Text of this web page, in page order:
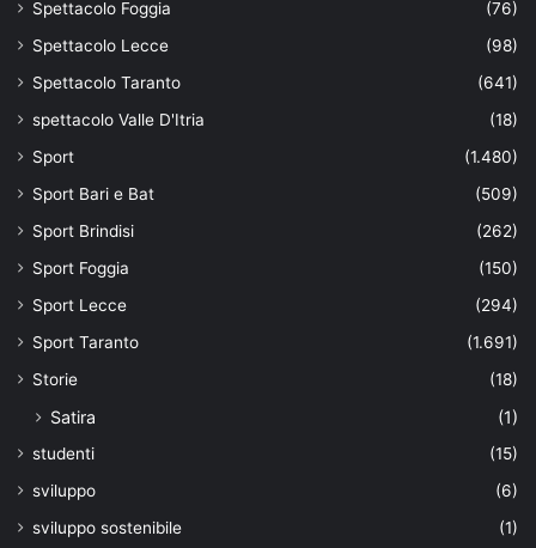
Spettacolo Foggia
(76)
Spettacolo Lecce
(98)
Spettacolo Taranto
(641)
spettacolo Valle D'Itria
(18)
Sport
(1.480)
Sport Bari e Bat
(509)
Sport Brindisi
(262)
Sport Foggia
(150)
Sport Lecce
(294)
Sport Taranto
(1.691)
Storie
(18)
Satira (1)
studenti
(15)
sviluppo
(6)
sviluppo sostenibile
(1)